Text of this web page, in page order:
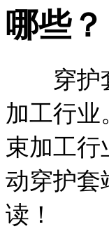
哪些？
穿护套
加工行业
束加工行
动穿护套
读！